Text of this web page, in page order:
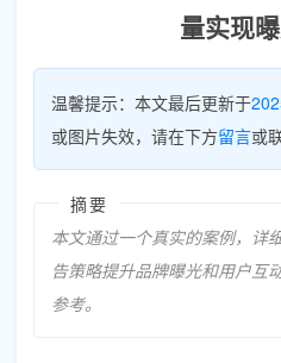
量实现
温馨提示：本文最后更新于
或图片失效，请在下方留言或
摘要
本文通过一个真实的案例，详
告策略提升品牌曝光和用户互
参考。